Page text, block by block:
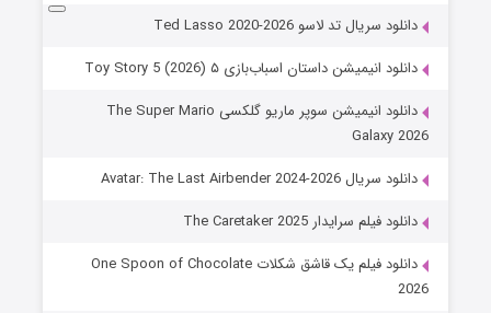
دانلود سریال تد لاسو Ted Lasso 2020-2026
دانلود انیمیشن داستان اسباب‌بازی ۵ Toy Story 5 (2026)
دانلود انیمیشن سوپر ماریو گلکسی The Super Mario
Galaxy 2026
دانلود سریال Avatar: The Last Airbender 2024-2026
دانلود فیلم سرایدار The Caretaker 2025
دانلود فیلم یک قاشق شکلات One Spoon of Chocolate
2026